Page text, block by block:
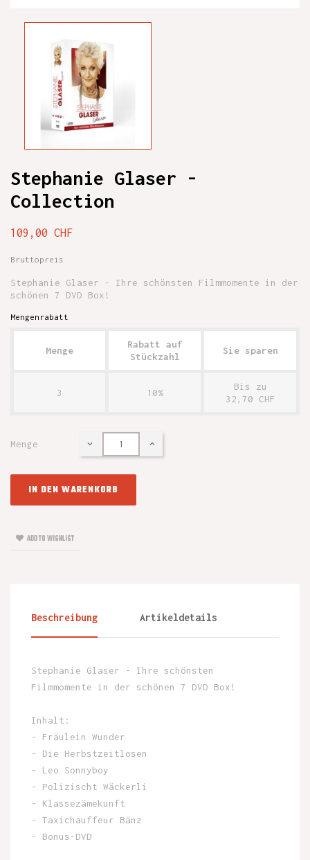
Stephanie Glaser -
Collection
109,00 CHF
Bruttopreis
Stephanie Glaser - Ihre schönsten Filmmomente in der
schönen 7 DVD Box!
Mengenrabatt
Menge
Rabatt auf
Stückzahl
Sie sparen
3 10%
Bis zu
32,70 CHF
Menge
IN DEN WARENKORB
ADD TO WISHLIST
Beschreibung Artikeldetails
Stephanie Glaser - Ihre schönsten
Filmmomente in der schönen 7 DVD Box!
Inhalt:
- Fräulein Wunder
- Die Herbstzeitlosen
- Leo Sonnyboy
- Polizischt Wäckerli
- Klassezämekunft
- Taxichauffeur Bänz
- Bonus-DVD